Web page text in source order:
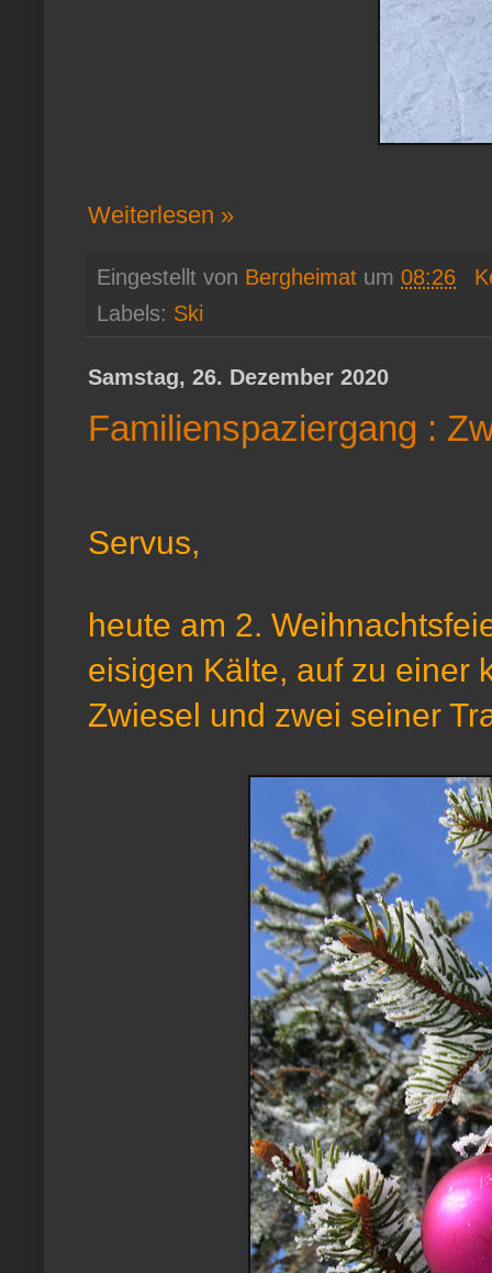
Weiterlesen »
Eingestellt von Bergheimat um 08:26
Labels: Ski
Samstag, 26. Dezember 2020
Familienspaziergang :
Servus,
heute am 2.
eisigen Kälte, auf zu einer
Zwiesel und zwei seiner